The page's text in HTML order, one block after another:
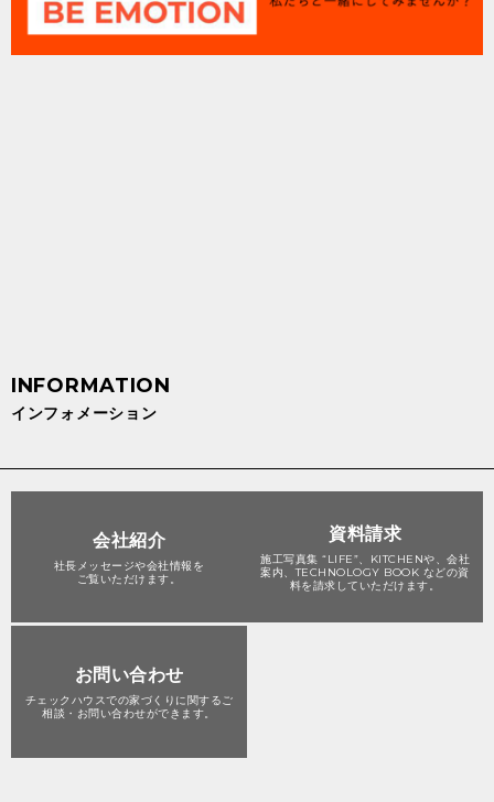
インフォメーション
会社紹介
社長メッセージや会社情報を
ご覧いただけます。
資料請求
施工写真集 “LIFE”、KITCHENや、会社
案内、TECHNOLOGY BOOK などの資
料を請求していただけます。
お問い合わせ
チェックハウスでの家づくりに関する ご
相談・お問い合わせができます。